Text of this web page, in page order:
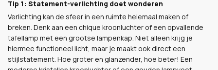
Tip 1: Statement-verlichting doet wonderen
Verlichting kan de sfeer in een ruimte helemaal maken of
breken. Denk aan een chique kroonluchter of een opvallende
tafellamp met een grootse lampenkap. Niet alleen krijg je
hiermee functioneel licht, maar je maakt ook direct een
stijlstatement. Hoe groter en glanzender, hoe beter! Een